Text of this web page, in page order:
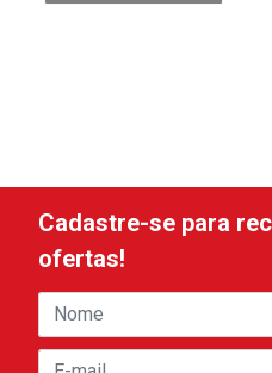
Cadastre-se para
ofertas!